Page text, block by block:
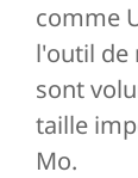
comme
l'outil de
sont
taille
Mo.